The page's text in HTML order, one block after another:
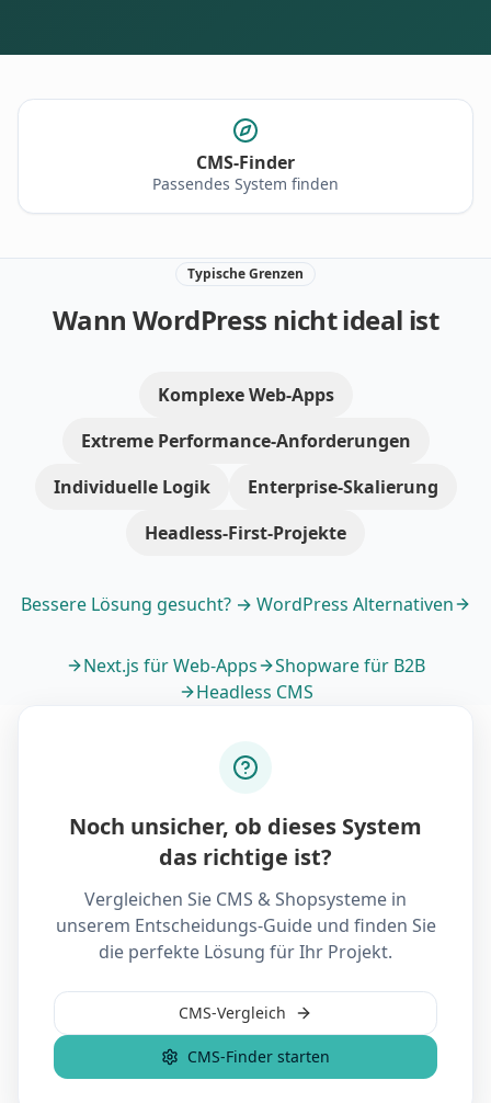
CMS-Finder
Passendes System finden
Typische Grenzen
Wann WordPress nicht ideal ist
Komplexe Web-Apps
Extreme Performance-Anforderungen
Individuelle Logik
Enterprise-Skalierung
Headless-First-Projekte
Bessere Lösung gesucht? → WordPress Alternativen
Next.js für Web-Apps
Shopware für B2B
Headless CMS
Noch unsicher, ob dieses System
das richtige ist?
Vergleichen Sie CMS & Shopsysteme in
unserem Entscheidungs-Guide und finden Sie
die perfekte Lösung für Ihr Projekt.
CMS-Vergleich
CMS-Finder starten